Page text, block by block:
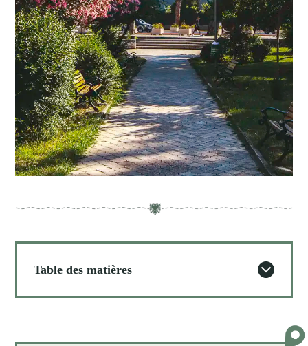
Table des matières